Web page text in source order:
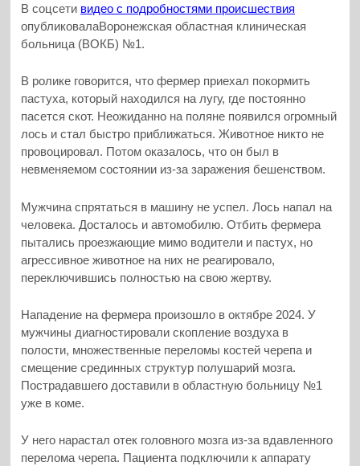
В соцсети видео с подробностями происшествия
опубликовалаВоронежская областная клиническая
больница (ВОКБ) №1.
В ролике говорится, что фермер приехал покормить
пастуха, который находился на лугу, где постоянно
пасется скот. Неожиданно на поляне появился огромный
лось и стал быстро приближаться. Животное никто не
провоцировал. Потом оказалось, что он был в
невменяемом состоянии из-за заражения бешенством.
Мужчина спрятаться в машину не успел. Лось напал на
человека. Досталось и автомобилю. Отбить фермера
пытались проезжающие мимо водители и пастух, но
агрессивное животное на них не реагировало,
переключившись полностью на свою жертву.
Нападение на фермера произошло в октябре 2024. У
мужчины диагностировали скопление воздуха в
полости, множественные переломы костей черепа и
смещение срединных структур полушарий мозга.
Пострадавшего доставили в областную больницу №1
уже в коме.
У него нарастал отек головного мозга из-за вдавленного
перелома черепа. Пациента подключили к аппарату